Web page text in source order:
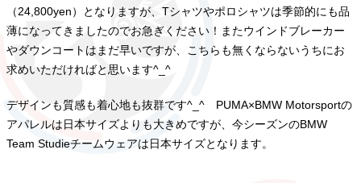
（24,800yen）となりますが、Tシャツやポロシャツは季節的にも品
薄になってきましたのでお急ぎください！またウインドブレーカー
やダウンコートはまだ早いですが、こちらも無くならないうちにお
求めいただければと思います^_^
デザインも質感も着心地も抜群です^_^ PUMA×BMW Motorsportの
アパレルは日本サイズよりも大きめですが、今シーズンのBMW
Team Studieチームウェアは日本サイズとなります。